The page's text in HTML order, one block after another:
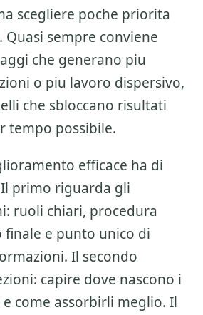
scegliere poche priorita
sempre conviene
che generano piu
o piu lavoro dispersivo,
che sbloccano risultati
tempo possibile.
efficace ha di
primo riguarda gli
ruoli chiari, procedura
e punto unico di
Il secondo
capire dove nascono i
come assorbirli meglio. Il